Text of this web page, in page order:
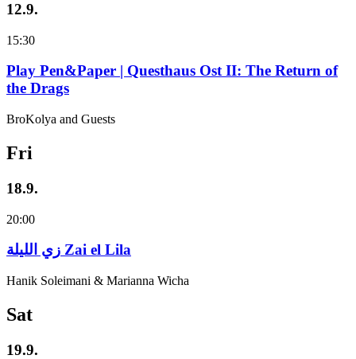
12.9.
15:30
Play Pen&Paper | Questhaus Ost II: The Return of
the Drags
BroKolya and Guests
Fri
18.9.
20:00
زي‌ اللیلة Zai el Lila
Hanik Soleimani & Marianna Wicha
Sat
19.9.